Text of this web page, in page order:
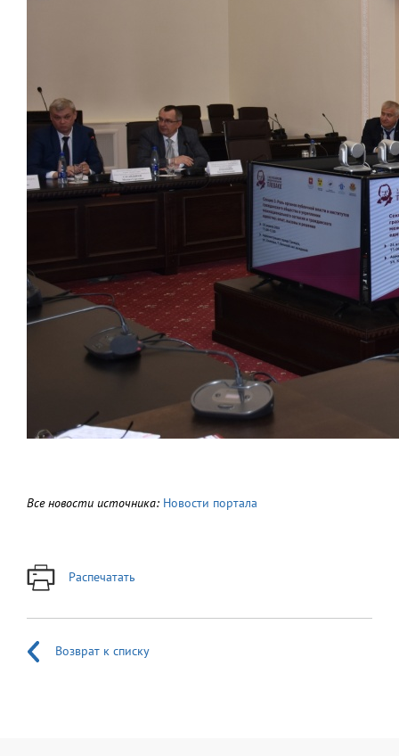
Все новости источника: Новости портала
Распечатать
Возврат к списку